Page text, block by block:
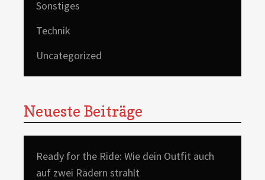
Sonstiges
Technik
Uncategorized
Neueste Beiträge
Ready for the Ride: Wie dein Outfit auch
auf zwei Rädern strahlt